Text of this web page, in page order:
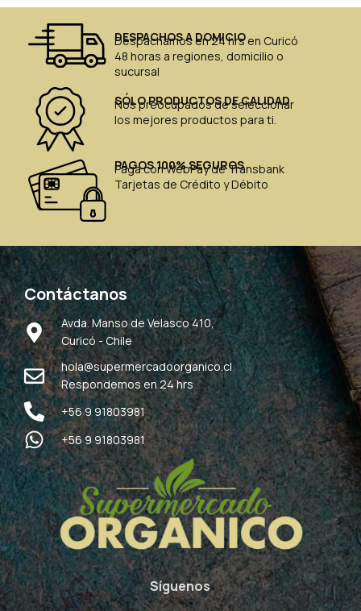
DESPACHOS A DOMICIO
Despachamos en 24 hrs en Curicó
48 horas a regiones, domicilio o
sucursal
SÓLO PRODUCTOS DE CALIDAD
Nos preocupados de seleccionar
los mejores productos para ti.
PAGOS 100% SEGUROS
Paga con WebPay de Transbank
Tarjetas de Crédito y Débito
Contáctanos
Avda. Manso de Velasco 410,
Curicó - Chile
hola@supermercadoorganico.cl
Respondemos en 24 hrs
+56 9 91803981
+56 9 91803981
Síguenos